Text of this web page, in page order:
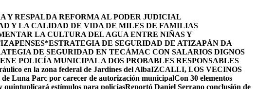
Y RESPALDA REFORMA AL PODER JUDICIAL
Y LA CALIDAD DE VIDA DE MILES DE FAMILIAS
LA CULTURA DEL AGUA ENTRE NIÑAS Y
*ESTRATEGIA DE SEGURIDAD DE ATIZAPÁN DA
DE SEGURIDAD EN TECÁMAC CON SALARIOS DIGNOS
POLICÍA MUNICIPAL A DOS PROBABLES RESPONSABLES
en la zona federal de Jardines del AlbaIZCALLI, LOS VECINOS
Luna Parc por carecer de autorización municipalCon 30 elementos
quintuplicará estímulos para policíasReportó Daniel Serrano conclusión de